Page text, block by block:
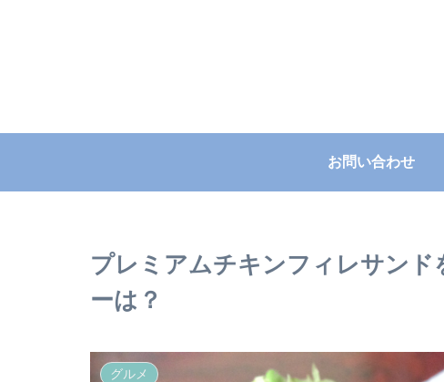
お問い合わせ
プレミアムチキンフィレサンド
ーは？
グルメ